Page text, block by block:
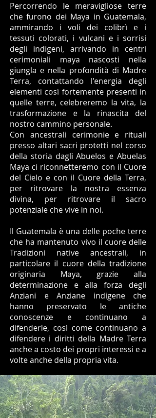
Percorrendo le meravigliose terre
che furono dei Maya in Guatemala,
ammirando i voli dei colibrì e i
tessuti colorati, i vulcani e i sorrisi
degli indigeni, arrivando in centri
cerimoniali maya nascosti nella
giungla e nella profondità di Madre
Terra, contattando l'energia degli
elementi così fortemente presenti in
quelle terre, celebreremo la vita, la
trasformazione e la rinascita del
nostro cammino personale.
Con ancestrali cerimonie e rituali
presso altari sacri protetti nel corso
della storia dagli Abuelos e Abuelas
Maya ci riconnetteremo con il Cuore
del Cielo e con il Cuore della Terra,
per ritrovare la nostra essenza
divina, per ritrovare il sacro
potenziale che vive in noi.
Il Guatemala è una delle poche terre
che ha mantenuto vivo il cuore delle
Tradizioni native ancestrali, in
particolare il cuore della tradizione
originaria Maya, grazie alla
determinazione e alla forza degli
Anziani e Anziane indigene che
hanno preservato le antiche
conoscenze e continuano a
difenderle, così come continuano a
difendere i diritti della Madre Terra
anche a costo dei propri interessi e a
volte anche della propria vita.